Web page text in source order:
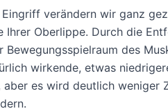
verändern wir ganz
Ihrer Oberlippe. Durch die
Bewegungsspielraum des
wirkende, etwas
es wird deutlich weniger